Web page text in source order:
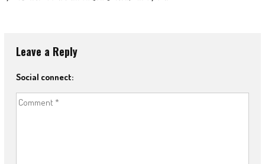
Leave a Reply
Social connect: